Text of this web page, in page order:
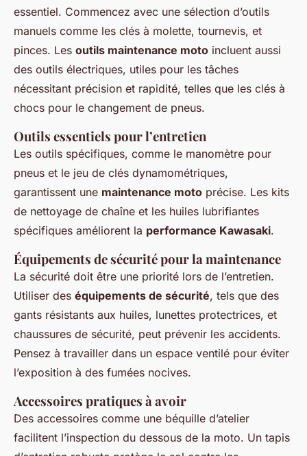
essentiel. Commencez avec une sélection d’outils
manuels comme les clés à molette, tournevis, et
pinces. Les outils maintenance moto incluent aussi
des outils électriques, utiles pour les tâches
nécessitant précision et rapidité, telles que les clés à
chocs pour le changement de pneus.
Outils essentiels pour l’entretien
Les outils spécifiques, comme le manomètre pour
pneus et le jeu de clés dynamométriques,
garantissent une maintenance moto précise. Les kits
de nettoyage de chaîne et les huiles lubrifiantes
spécifiques améliorent la performance Kawasaki.
Équipements de sécurité pour la maintenance
La sécurité doit être une priorité lors de l’entretien.
Utiliser des équipements de sécurité, tels que des
gants résistants aux huiles, lunettes protectrices, et
chaussures de sécurité, peut prévenir les accidents.
Pensez à travailler dans un espace ventilé pour éviter
l’exposition à des fumées nocives.
Accessoires pratiques à avoir
Des accessoires comme une béquille d’atelier
facilitent l’inspection du dessous de la moto. Un tapis